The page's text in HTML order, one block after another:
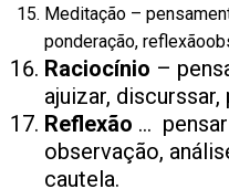
Meditação –
ponderação,
Raciocínio –
ajuizar, discurssar,
Reflexão …
observação,
cautela.